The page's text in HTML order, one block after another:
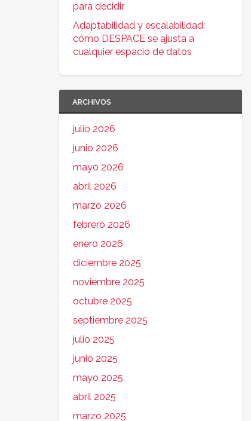
para decidir
Adaptabilidad y escalabilidad:
cómo DESPACE se ajusta a
cualquier espacio de datos
ARCHIVOS
julio 2026
junio 2026
mayo 2026
abril 2026
marzo 2026
febrero 2026
enero 2026
diciembre 2025
noviembre 2025
octubre 2025
septiembre 2025
julio 2025
junio 2025
mayo 2025
abril 2025
marzo 2025